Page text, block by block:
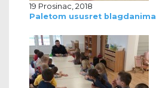
19 Prosinac, 2018
Paletom ususret blagdanima